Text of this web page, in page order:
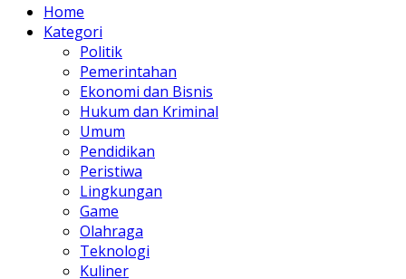
Home
Kategori
Politik
Pemerintahan
Ekonomi dan Bisnis
Hukum dan Kriminal
Umum
Pendidikan
Peristiwa
Lingkungan
Game
Olahraga
Teknologi
Kuliner